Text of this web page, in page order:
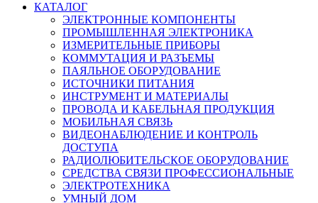
КАТАЛОГ
ЭЛЕКТРОННЫЕ КОМПОНЕНТЫ
ПРОМЫШЛЕННАЯ ЭЛЕКТРОНИКА
ИЗМЕРИТЕЛЬНЫЕ ПРИБОРЫ
КОММУТАЦИЯ И РАЗЪЕМЫ
ПАЯЛЬНОЕ ОБОРУДОВАНИЕ
ИСТОЧНИКИ ПИТАНИЯ
ИНСТРУМЕНТ И МАТЕРИАЛЫ
ПРОВОДА И КАБЕЛЬНАЯ ПРОДУКЦИЯ
МОБИЛЬНАЯ СВЯЗЬ
ВИДЕОНАБЛЮДЕНИЕ И КОНТРОЛЬ
ДОСТУПА
РАДИОЛЮБИТЕЛЬСКОЕ ОБОРУДОВАНИЕ
СРЕДСТВА СВЯЗИ ПРОФЕССИОНАЛЬНЫЕ
ЭЛЕКТРОТЕХНИКА
УМНЫЙ ДОМ